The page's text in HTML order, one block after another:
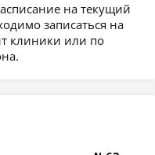
на текущий
записаться на
клиники или по